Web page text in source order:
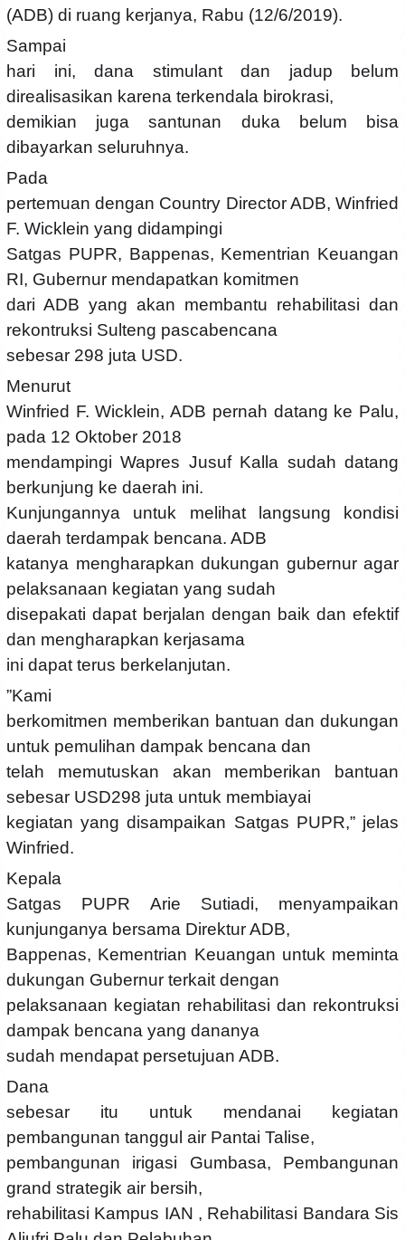
(ADB) di ruang kerjanya, Rabu (12/6/2019).
Sampai
hari ini, dana stimulant dan jadup belum
direalisasikan karena terkendala birokrasi,
demikian juga santunan duka belum bisa
dibayarkan seluruhnya.
Pada
pertemuan dengan Country Director ADB, Winfried
F. Wicklein yang didampingi
Satgas PUPR, Bappenas, Kementrian Keuangan
RI, Gubernur mendapatkan komitmen
dari ADB yang akan membantu rehabilitasi dan
rekontruksi Sulteng pascabencana
sebesar 298 juta USD.
Menurut
Winfried F. Wicklein, ADB pernah datang ke Palu,
pada 12 Oktober 2018
mendampingi Wapres Jusuf Kalla sudah datang
berkunjung ke daerah ini.
Kunjungannya untuk melihat langsung kondisi
daerah terdampak bencana. ADB
katanya mengharapkan dukungan gubernur agar
pelaksanaan kegiatan yang sudah
disepakati dapat berjalan dengan baik dan efektif
dan mengharapkan kerjasama
ini dapat terus berkelanjutan.
”Kami
berkomitmen memberikan bantuan dan dukungan
untuk pemulihan dampak bencana dan
telah memutuskan akan memberikan bantuan
sebesar USD298 juta untuk membiayai
kegiatan yang disampaikan Satgas PUPR,” jelas
Winfried.
Kepala
Satgas PUPR Arie Sutiadi, menyampaikan
kunjunganya bersama Direktur ADB,
Bappenas, Kementrian Keuangan untuk meminta
dukungan Gubernur terkait dengan
pelaksanaan kegiatan rehabilitasi dan rekontruksi
dampak bencana yang dananya
sudah mendapat persetujuan ADB.
Dana
sebesar itu untuk mendanai kegiatan
pembangunan tanggul air Pantai Talise,
pembangunan irigasi Gumbasa, Pembangunan
grand strategik air bersih,
rehabilitasi Kampus IAN , Rehabilitasi Bandara Sis